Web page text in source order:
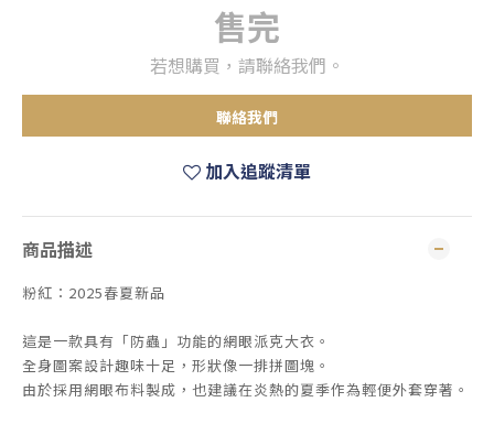
售完
若想購買，請聯絡我們。
聯絡我們
加入追蹤清單
商品描述
粉紅：2025春夏新品
這是一款具有「防蟲」功能的網眼派克大衣。
全身圖案設計趣味十足，形狀像一排拼圖塊。
由於採用網眼布料製成，也建議在炎熱的夏季作為輕便外套穿著。